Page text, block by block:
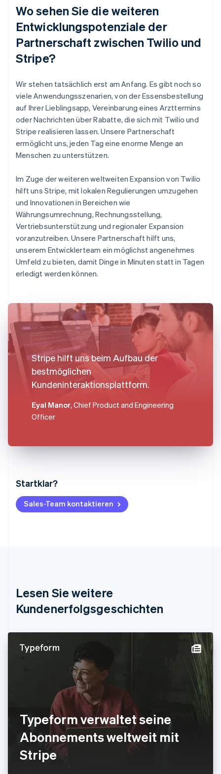
Startklar?
Sales-Team kontaktieren
Wo sehen Sie die weiteren
Entwicklungspotenziale der
Partnerschaft zwischen Twilio und
Stripe?
Wir stehen tatsächlich erst am Anfang. Es gibt noch so
viele Anwendungsszenarien, von der Essensbestellung
auf Ihrer Lieblingsapp, Vereinbarung eines Arzttermins
oder Nachrichten über Rabatte, die sich mit Twilio und
Stripe realisieren lassen. Unsere Partnerschaft
ermöglicht uns, jeden Tag eine enorme Menge an
Menschen zu unterstützen.
Im Zuge der weiteren weltweiten Expansion von Twilio
hilft uns Stripe, mit lokalen Regulierungen umzugehen
und Innovationen in Bereichen wie
Währungsumrechnung, Rechnungsstellung,
Vertriebsunterstützung und regionaler Expansion
voranzutreiben. Unsere Partnerschaft hilft uns,
unserem Entwicklerteam ein möglichst angenehmes
Umfeld zu bieten, damit Dinge in Minuten statt in Tagen
erledigt werden können.
Stripe hilft uns beim Aufbau der
bestmöglichen
Kundeninteraktionsplattform.
Eyal Manor, Chief Product and Engineering
Officer
Lesen Sie weitere
Kundenerfolgsgeschichten
Typeform verwaltet seine
Abonnements weltweit mit
Stripe
Australien
Belgien
NederlandsFrançaisDeutschEnglish
DeutschEnglish
English
简体中文English
English Svenska
English
Griechenland
Indien
English
Irland
English
Italien